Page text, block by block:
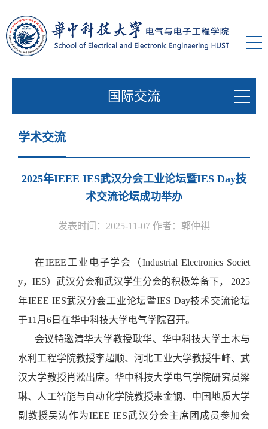
国际交流
学术交流
2025年IEEE IES武汉分会工业论坛暨IES Day技
术交流论坛成功举办
发表时间：2025-11-07 作者：郭仲祺
在IEEE工业电子学会（Industrial Electronics Societ
y，IES）武汉分会和武汉学生分会的积极筹备下， 2025
年IEEE IES武汉分会工业论坛暨IES Day技术交流论坛
于11月6日 在华中科技大学电气学院召开。
会议特邀清华大学教授耿华、华中科技大学土木与
水利工程学院教授李超顺、河北工业大学教授牛峰、武
汉大学教授肖淞出席。华中科技大学电气学院研究员梁
琳、人工智能与自动化学院教授来金钢、中国地质大学
副教授吴涛作为IEEE IES武汉分会主席团成员参加会